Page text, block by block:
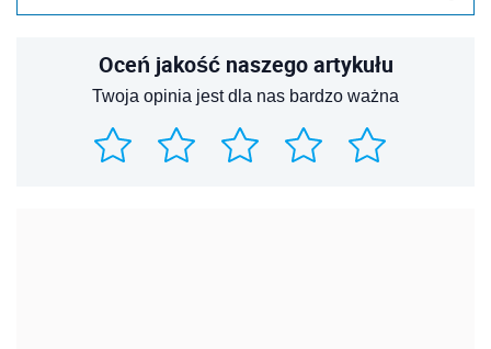
Oceń jakość naszego artykułu
Twoja opinia jest dla nas bardzo ważna